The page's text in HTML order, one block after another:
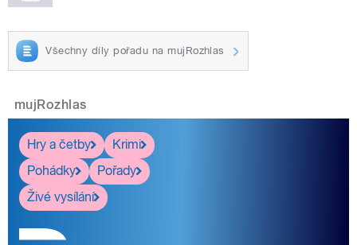
Všechny díly pořadu na mujRozhlas
mujRozhlas
Hry a četby
Krimi
Pohádky
Pořady
Živé vysílání